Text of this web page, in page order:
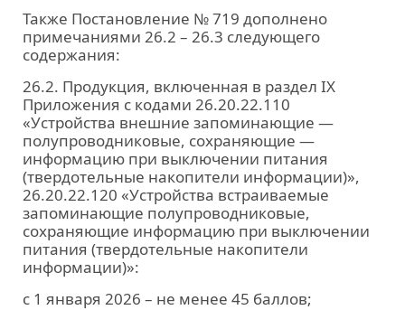
Также Постановление № 719 дополнено
примечаниями 26.2 – 26.3 следующего
содержания:
26.2. Продукция, включенная в раздел IХ
Приложения с кодами 26.20.22.110
«Устройства внешние запоминающие —
полупроводниковые, сохраняющие —
информацию при выключении питания
(твердотельные накопители информации)»,
26.20.22.120 «Устройства встраиваемые
запоминающие полупроводниковые,
сохраняющие информацию при выключении
питания (твердотельные накопители
информации)»:
с 1 января 2026 – не менее 45 баллов;